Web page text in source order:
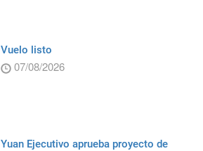
Vuelo listo
07/08/2026
Yuan Ejecutivo aprueba proyecto de